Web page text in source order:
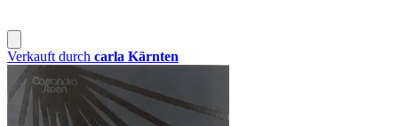
Verkauft durch carla Kärnten